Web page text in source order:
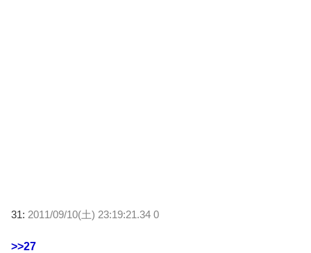
31: 2011/09/10(土) 23:19:21.34 0
>>27